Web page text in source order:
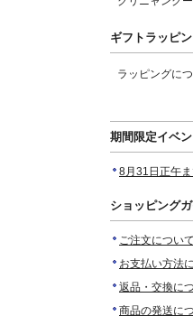
ギフトラッピ
ラッピングに
期間限定イベン
8月31日正午
ショッピング
ご注文について
お支払い方法
返品・交換に
商品の発送に